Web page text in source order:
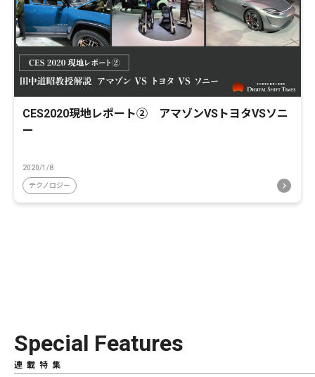
CES2020現地レポート② アマゾンVSトヨタVSソニ
ー
2020/1/8
テクノロジー
Special Features
連載特集